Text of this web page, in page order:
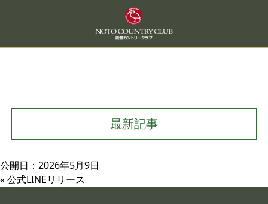
最新記事
公開日：2026年5月9日
«公式LINEリリース